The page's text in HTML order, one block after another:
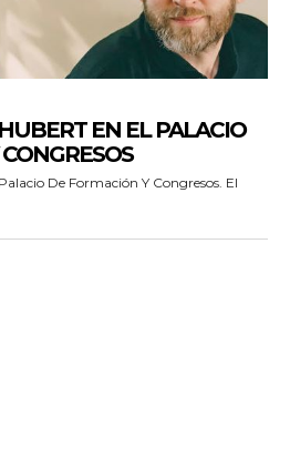
EN EL PALACIO
De Formación Y Congresos. El